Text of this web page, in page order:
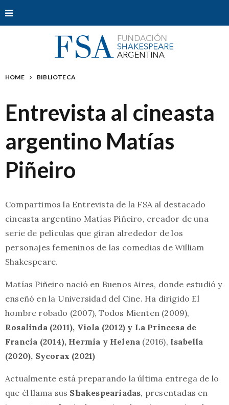
HOME BIBLIOTECA
Entrevista al cineasta
argentino Matías
Piñeiro
Compartimos la Entrevista de la FSA al destacado
cineasta argentino Matías Piñeiro, creador de una
serie de películas que giran alrededor de los
personajes femeninos de las comedias de William
Shakespeare.
Matías Piñeiro nació en Buenos Aires, donde estudió y
enseñó en la Universidad del Cine. Ha dirigido El
hombre robado (2007), Todos Mienten (2009),
Rosalinda (2011), Viola (2012) y La Princesa de
Francia (2014), Hermia y Helena (2016), Isabella
(2020), Sycorax (2021)
Actualmente está preparando la última entrega de lo
que él llama sus Shakespeariadas, presentadas en